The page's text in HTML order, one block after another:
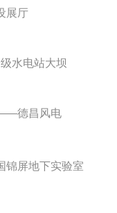
展厅
水电站大坝
德昌风电
屏地下实验室